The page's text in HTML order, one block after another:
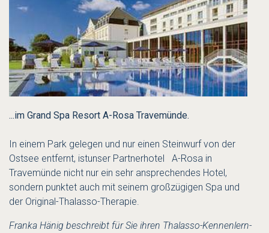
...im Grand Spa Resort A-Rosa Travemünde.
In einem Park gelegen und nur einen Steinwurf von der
Ostsee entfernt, istunser Partnerhotel A-Rosa in
Travemünde nicht nur ein sehr ansprechendes Hotel,
sondern punktet auch mit seinem großzügigen Spa und
der Original-Thalasso-Therapie.
Franka Hänig beschreibt für Sie ihren Thalasso-Kennenlern-